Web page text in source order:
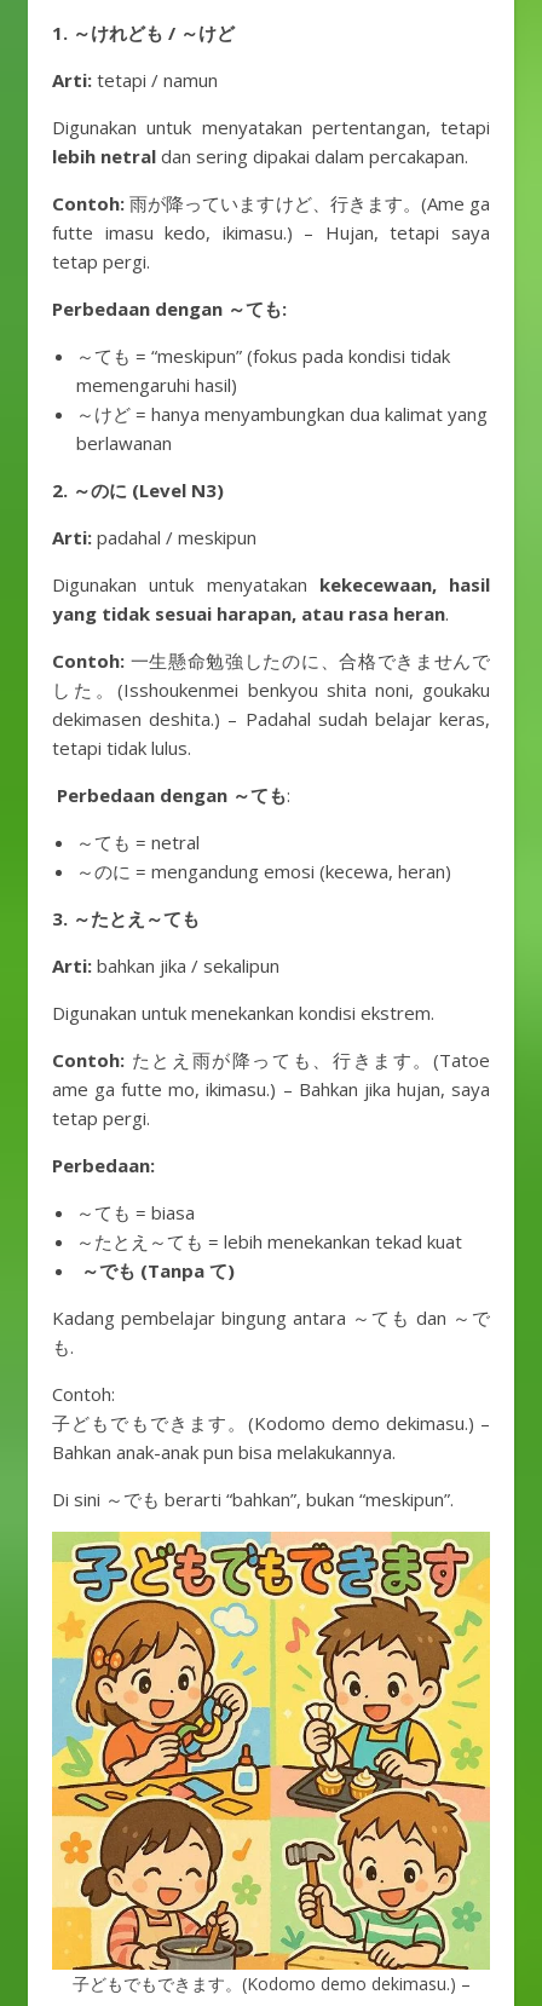
1. ～けれども / ～けど
Arti: tetapi / namun
Digunakan untuk menyatakan pertentangan, tetapi
lebih netral dan sering dipakai dalam percakapan.
Contoh: 雨が降っていますけど、行きます。(Ame ga
futte imasu kedo, ikimasu.) – Hujan, tetapi saya
tetap pergi.
Perbedaan dengan ～ても:
～ても = “meskipun” (fokus pada kondisi tidak
memengaruhi hasil)
～けど = hanya menyambungkan dua kalimat yang
berlawanan
2. ～のに (Level N3)
Arti: padahal / meskipun
Digunakan untuk menyatakan kekecewaan, hasil
yang tidak sesuai harapan, atau rasa heran.
Contoh: 一生懸命勉強したのに、合格できませんで
した。(Isshoukenmei benkyou shita noni, goukaku
dekimasen deshita.) – Padahal sudah belajar keras,
tetapi tidak lulus.
Perbedaan dengan ～ても:
～ても = netral
～のに = mengandung emosi (kecewa, heran)
3. ～たとえ～ても
Arti: bahkan jika / sekalipun
Digunakan untuk menekankan kondisi ekstrem.
Contoh: たとえ雨が降っても、行きます。(Tatoe
ame ga futte mo, ikimasu.) – Bahkan jika hujan, saya
tetap pergi.
Perbedaan:
～ても = biasa
～たとえ～ても = lebih menekankan tekad kuat
～でも (Tanpa て)
Kadang pembelajar bingung antara ～ても dan ～で
も.
Contoh:
子どもでもできます。(Kodomo demo dekimasu.) –
Bahkan anak-anak pun bisa melakukannya.
Di sini ～でも berarti “bahkan”, bukan “meskipun”.
子どもでもできます。(Kodomo demo dekimasu.) –